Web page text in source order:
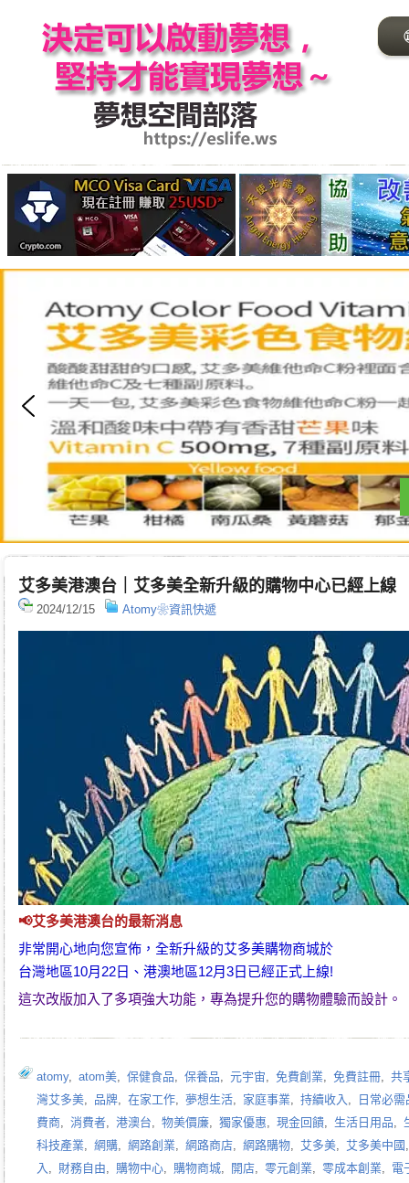
艾多美港澳台｜艾多美全新升級的購物中心已經上線
2024/12/15 Atomy❀資訊快遞
📢艾多美港澳台的最新消息
非常開心地向您宣佈，全新升級的艾多美購物商城於
台灣地區10月22日、港澳地區12月3日已經正式上線!
這次改版加入了多項強大功能，專為提升您的購物體驗而設計。
atomy, atom美, 保健食品, 保養品, 元宇宙, 免費創業, 免費註冊, 共
灣艾多美, 品牌, 在家工作, 夢想生活, 家庭事業, 持續收入 ,
日常必需
費商, 消費者, 港澳台, 物美價廉, 獨家優惠, 現金回饋, 生活日用品,
科技產業, 網購, 網路創業, 網路商店, 網路購物, 艾多美, 艾多美中國
入 , 財務自由, 購物中心, 購物商城, 開店, 零元創業, 零成本創業, 電